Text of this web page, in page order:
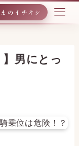
のイチオシ
】男にとっ